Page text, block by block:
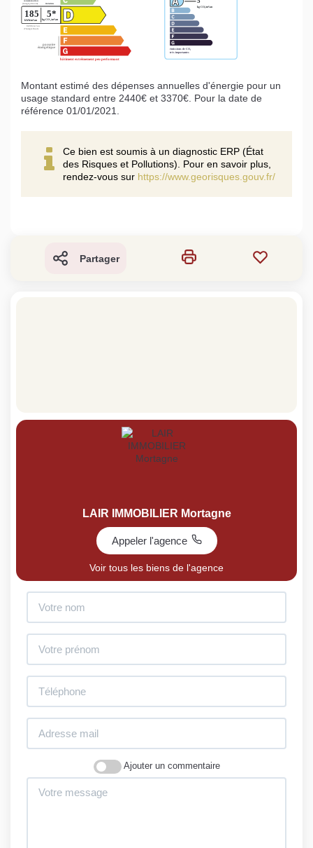
Montant estimé des dépenses annuelles d'énergie pour un
usage standard entre 2440€ et 3370€. Pour la date de
référence 01/01/2021.
Ce bien est soumis à un diagnostic ERP (État
des Risques et Pollutions). Pour en savoir plus,
rendez-vous sur https://www.georisques.gouv.fr/
Partager
LAIR IMMOBILIER Mortagne
Appeler l'agence
Voir tous les biens de l'agence
Ajouter un commentaire